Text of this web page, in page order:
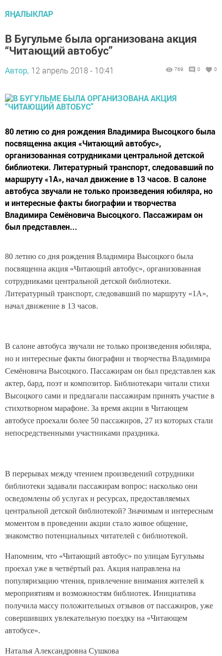
ЯҢАЛЫКЛАР
В Бугульме была организована акция
“Читающий автобус”
Автор, 12 апрель 2018 - 10:41 769 0 0
80 летию со дня рождения Владимира Высоцкого была
посвященна акция «Читающий автобус»,
организованная сотрудниками центральной детской
библиотеки. Литературный транспорт, следовавший по
маршруту «1А», начал движение в 13 часов. В салоне
автобуса звучали не только произведения юбиляра, но
и интересные факты биографии и творчества
Владимира Семёновича Высоцкого. Пассажирам он
был представлен...
80 летию со дня рождения Владимира Высоцкого была
посвященна акция «Читающий автобус», организованная
сотрудниками центральной детской библиотеки.
Литературный транспорт, следовавший по маршруту «1А»,
начал движение в 13 часов.
В салоне автобуса звучали не только произведения юбиляра,
но и интересные факты биографии и творчества Владимира
Семёновича Высоцкого. Пассажирам он был представлен как
актер, бард, поэт и композитор. Библиотекари читали стихи
Высоцкого сами и предлагали пассажирам принять участие в
стихотворном марафоне. За время акции в Читающем
автобусе проехали более 50 пассажиров, 27 из которых стали
непосредственными участниками праздника.
В перерывах между чтением произведений сотрудники
библиотеки задавали пассажирам вопрос: насколько они
осведомлены об услугах и ресурсах, предоставляемых
центральной детской библиотекой? Значимым и интересным
моментом в проведении акции стало живое общение,
знакомство потенциальных читателей с библиотекой.
Напомним, что «Читающий автобус» по улицам Бугульмы
проехал уже в четвёртый раз. Акция направлена на
популяризацию чтения, привлечение внимания жителей к
мероприятиям и возможностям библиотек. Инициатива
получила массу положительных отзывов от пассажиров, уже
совершивших увлекательную поездку на «Читающем
автобусе».
Наталья Александровна Сушкова